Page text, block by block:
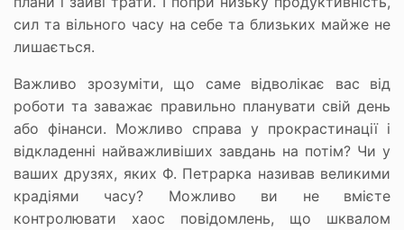
сил та вільного часу на себе та близьких майже не
лишається.
Важливо зрозуміти, що саме відволікає вас від
роботи та заважає правильно планувати свій день
або фінанси. Можливо справа у прокрастинації і
відкладенні найважливіших завдань на потім? Чи у
ваших друзях, яких Ф. Петрарка називав великими
крадіями часу? Можливо ви не вмієте
контролювати хаос повідомлень, що шквалом